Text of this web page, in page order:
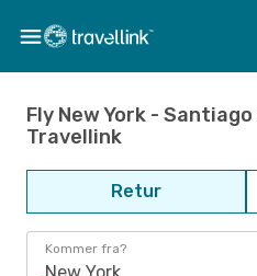
Fly New York -
Travellink
Retur
Kommer fra?